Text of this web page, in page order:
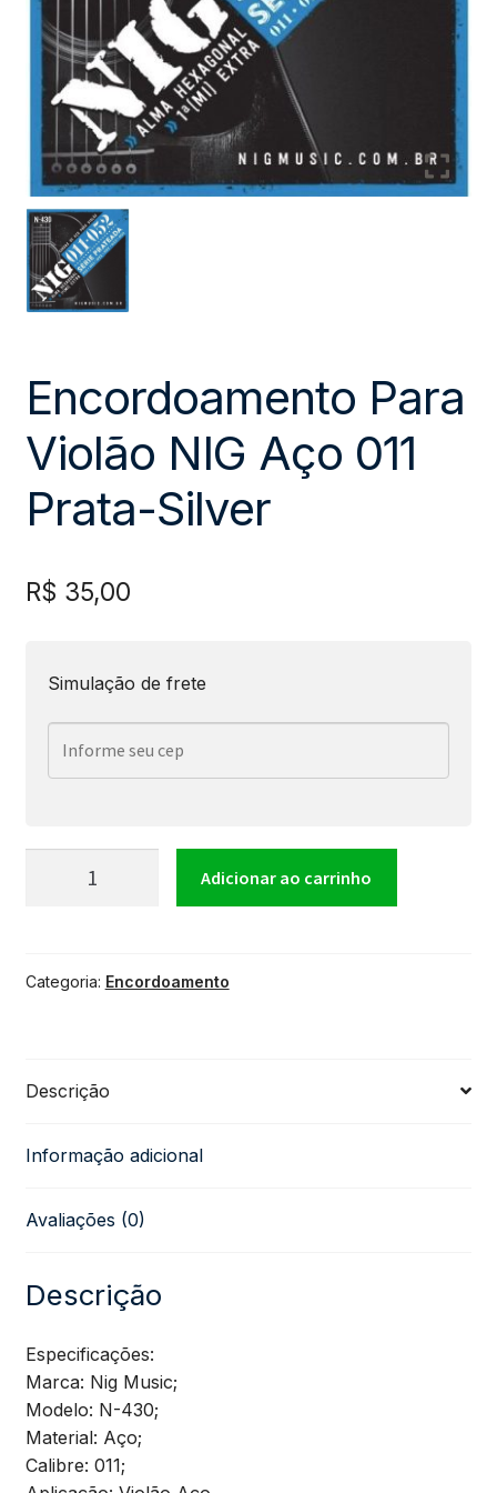
Encordoamento Para
Violão NIG Aço 011
Prata-Silver
R$ 35,00
Simulação de frete
Encordoamento
Violão
011
Prata-
Silver
Adicionar ao carrinho
Categoria: Encordoamento
Descrição
Informação adicional
Avaliações (0)
Descrição
Especificações:
Marca: Nig Music;
Modelo: N-430;
Material: Aço;
Calibre: 011;